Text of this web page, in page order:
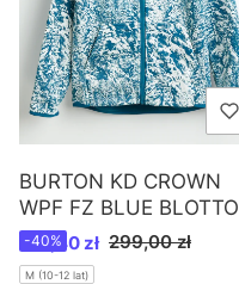
BURTON KD CROWN
WPF FZ BLUE BLOTTO
TREES /W22
Cena promocyjna
179,40 zł 299,00 zł
-40%
M (10-12 lat)